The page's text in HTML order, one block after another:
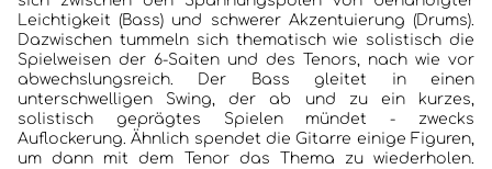
HOME
Leichtigkeit (Bass) und schwerer Akzentuierung (Drums).
Dazwischen tummeln sich thematisch wie solistisch die
Spielweisen der 6-Saiten und des Tenors, nach wie vor
abwechslungsreich. Der Bass gleitet in einen
unterschwelligen Swing, der ab und zu ein kurzes,
solistisch geprägtes Spielen mündet - zwecks
Auflockerung. Ähnlich spendet die Gitarre einige Figuren,
um dann mit dem Tenor das Thema zu wiederholen.